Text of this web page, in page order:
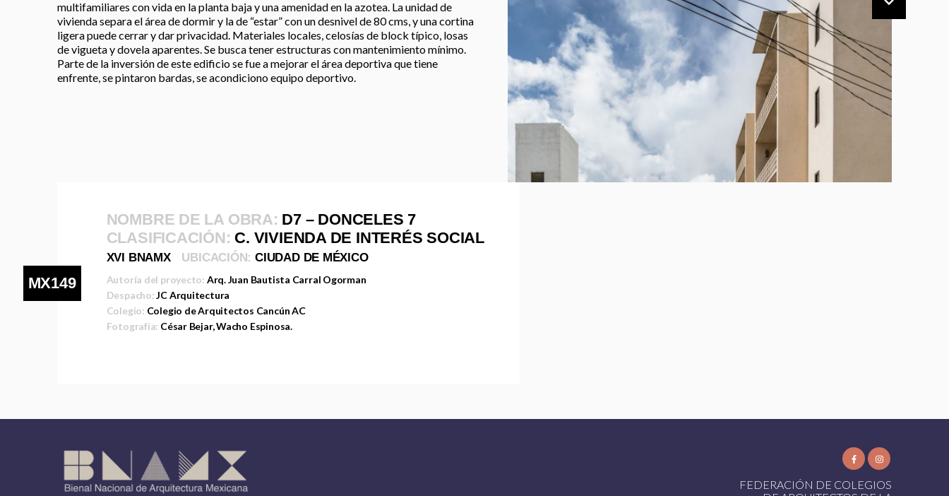
multifamiliares con vida en la planta baja y una amenidad en la azotea. La unidad de
vivienda separa el área de dormir y la de “estar” con un desnivel de 80 cms, y una cortina
ligera puede cerrar y dar privacidad. Materiales locales, celosías de block típico, losas
de vigueta y dovela aparentes. Se busca tener estructuras con mantenimiento mínimo.
Parte de la inversión de este edificio se fue a mejorar el área deportiva que tiene
enfrente, se pintaron bardas, se acondiciono equipo deportivo.
MX149
NOMBRE DE LA OBRA: D7 – DONCELES 7
CLASIFICACIÓN: C. VIVIENDA DE INTERÉS SOCIAL
XVI BNAMX UBICACIÓN:CIUDAD DE MÉXICO
Autoría del proyecto: Arq. Juan Bautista Carral Ogorman
Despacho:JC Arquitectura
Colegio: Colegio de Arquitectos Cancún AC
Fotografía: César Bejar, Wacho Espinosa.
FEDERACIÓN DE COLEGIOS